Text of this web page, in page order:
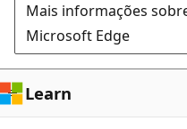
Mais informações
Microsoft Edge
Learn